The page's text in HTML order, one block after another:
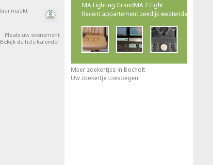
maakt
Plaats uw evenement
Bekijk de hele kalender
MA Lighting GrandMA 2 Light
Recent appartement zeedijk westende
Meer zoekertjes in Bocholt
Uw zoekertje toevoegen